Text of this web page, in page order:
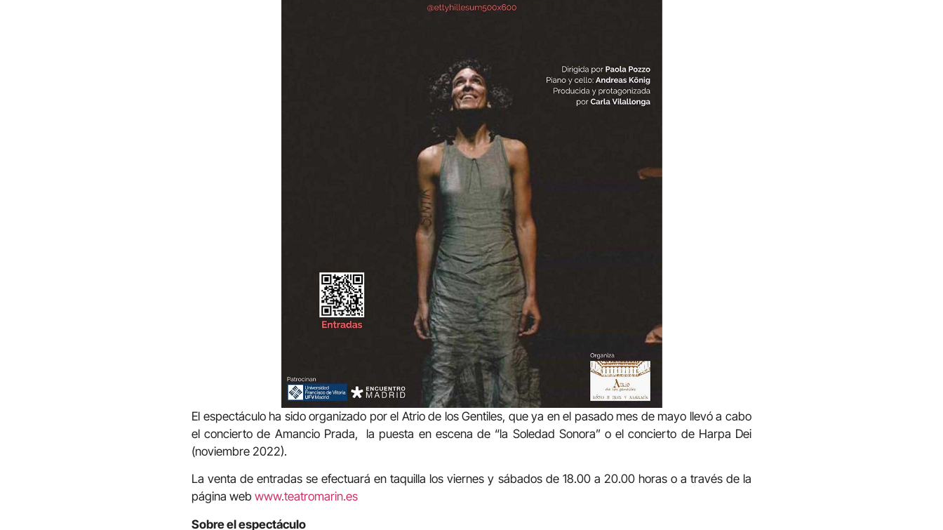
El espectáculo ha sido organizado por el Atrio de los Gentiles, que ya en el pasado mes de mayo llevó a cabo
el concierto de Amancio Prada, la puesta en escena de “la Soledad Sonora” o el concierto de Harpa Dei
(noviembre 2022).
La venta de entradas se efectuará en taquilla los viernes y sábados de 18.00 a 20.00 horas o a través de la
página web www.teatromarin.es
Sobre el espectáculo